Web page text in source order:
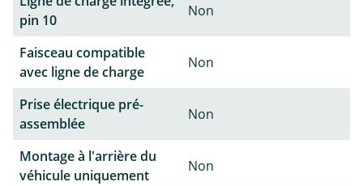
pin 10
Non
Faisceau compatible
avec ligne de charge
Non
Prise électrique pré-
assemblée
Non
Montage à l'arrière du
véhicule uniquement
Non